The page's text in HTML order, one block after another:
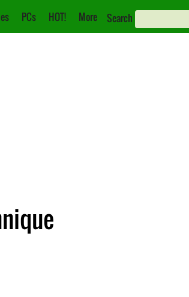
PCs HOT! More Search